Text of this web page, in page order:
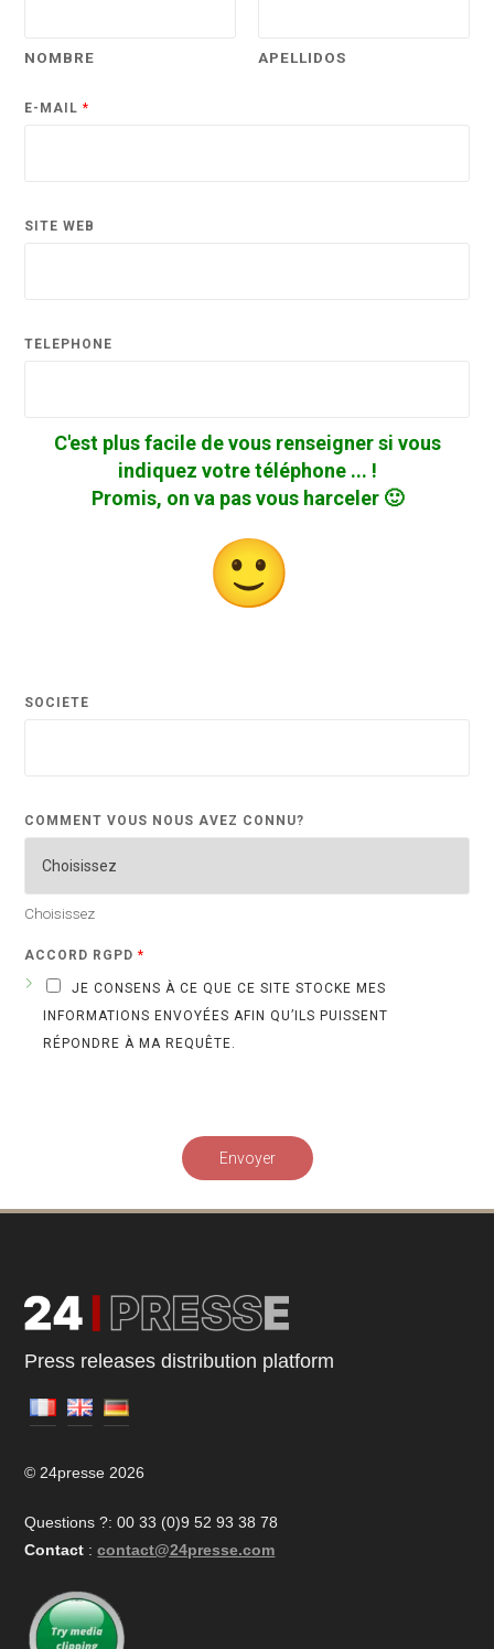
NOMBRE APELLIDOS
E-MAIL*
SITE WEB
TÉLÉPHONE
C'est plus facile de vous renseigner si vous
indiquez votre téléphone ... !
Promis, on va pas vous harceler 🙂
SOCIÉTÉ
O
U
N
F
O
M
A
T
I
COMMENT VOUS NOUS AVEZ CONNU?
Choisissez
ACCORD RGPD*
JE CONSENS À CE QUE CE SITE STOCKE MES
INFORMATIONS ENVOYÉES AFIN QU’ILS PUISSENT
RÉPONDRE À MA REQUÊTE.
Envoyer
Press releases distribution platform
© 24presse 2026
Questions ?: 00 33 (0)9 52 93 38 78
Contact : contact@24presse.com